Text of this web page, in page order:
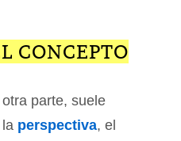
CONCEPTO
parte, suele
perspectiva, el